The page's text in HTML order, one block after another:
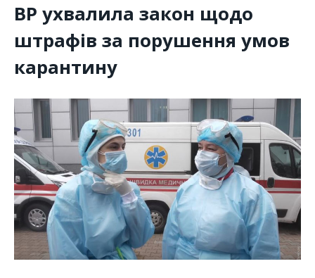
ВР ухвалила закон щодо
штрафів за порушення умов
карантину